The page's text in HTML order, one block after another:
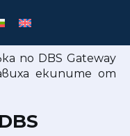
по DBS Gateway
екипите от